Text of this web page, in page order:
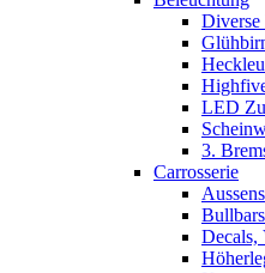
Diverse
LED
3.
Carrosserie
Decals,